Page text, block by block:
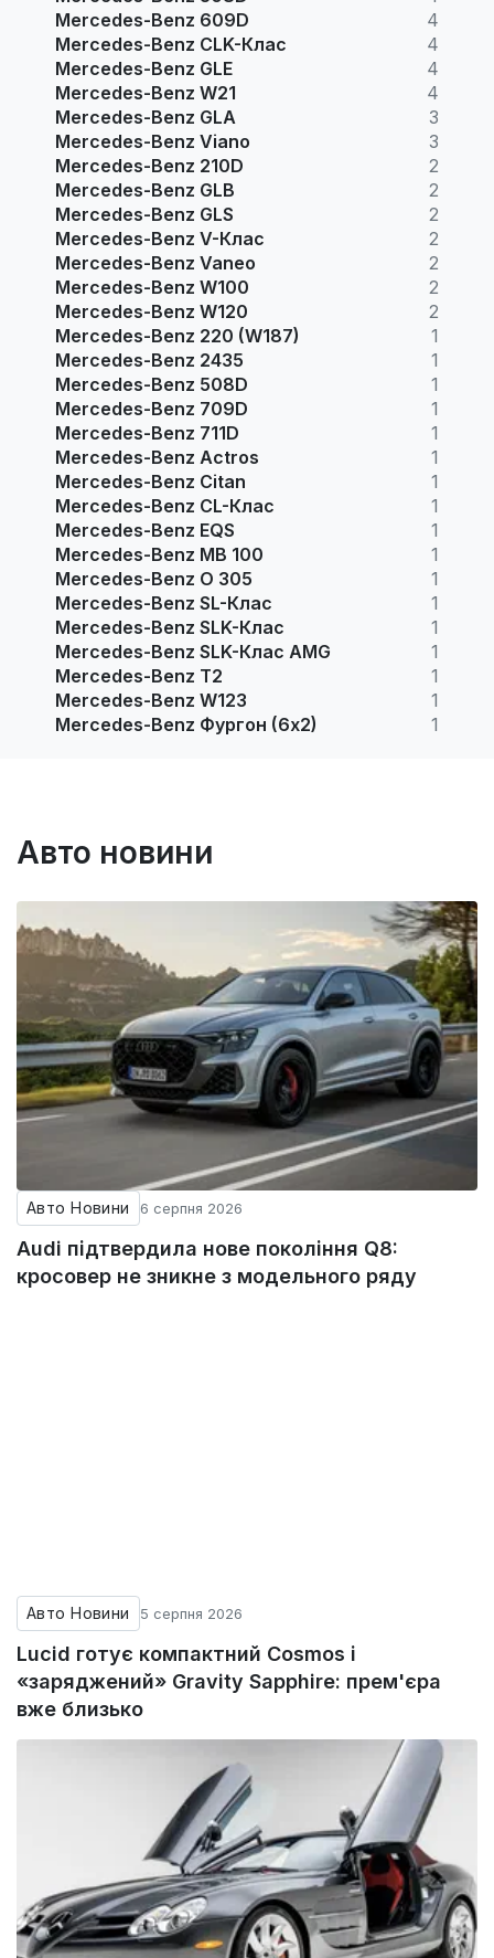
Mercedes-Benz 609D
4
Mercedes-Benz CLK-Клас
4
Mercedes-Benz GLE
4
Mercedes-Benz W21
4
Mercedes-Benz GLA
3
Mercedes-Benz Viano
3
Mercedes-Benz 210D
2
Mercedes-Benz GLB
2
Mercedes-Benz GLS
2
Mercedes-Benz V-Клас
2
Mercedes-Benz Vaneo
2
Mercedes-Benz W100
2
Mercedes-Benz W120
2
Mercedes-Benz 220 (W187)
1
Mercedes-Benz 2435
1
Mercedes-Benz 508D
1
Mercedes-Benz 709D
1
Mercedes-Benz 711D
1
Mercedes-Benz Actros
1
Mercedes-Benz Citan
1
Mercedes-Benz CL-Клас
1
Mercedes-Benz EQS
1
Mercedes-Benz MB 100
1
Mercedes-Benz O 305
1
Mercedes-Benz SL-Клас
1
Mercedes-Benz SLK-Клас
1
Mercedes-Benz SLK-Клас AMG
1
Mercedes-Benz T2
1
Mercedes-Benz W123
1
Mercedes-Benz Фургон (6х2)
1
Авто новини
Авто Новини 6 серпня 2026
Audi підтвердила нове покоління Q8:
кросовер не зникне з модельного ряду
Авто Новини 5 серпня 2026
Lucid готує компактний Cosmos і
«заряджений» Gravity Sapphire: прем'єра
вже близько